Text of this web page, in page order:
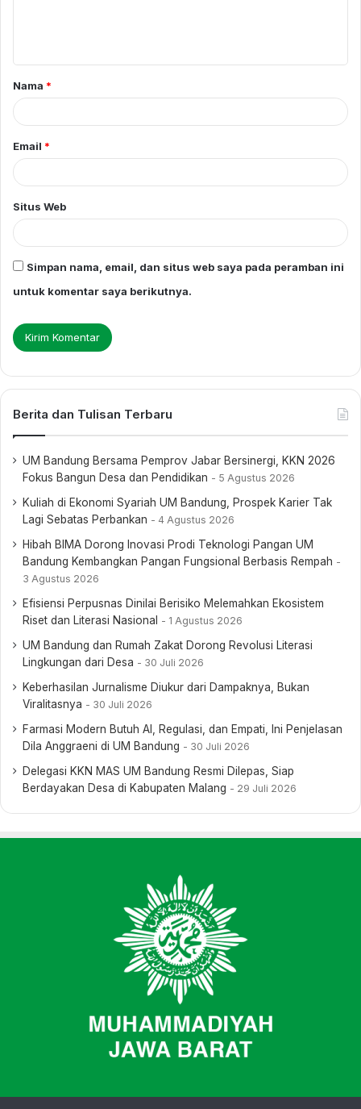
a
r
Nama *
Email *
Situs Web
Simpan nama, email, dan situs web saya pada peramban ini
untuk komentar saya berikutnya.
Berita dan Tulisan Terbaru
UM Bandung Bersama Pemprov Jabar Bersinergi, KKN 2026
Fokus Bangun Desa dan Pendidikan
5 Agustus 2026
Kuliah di Ekonomi Syariah UM Bandung, Prospek Karier Tak
Lagi Sebatas Perbankan
4 Agustus 2026
Hibah BIMA Dorong Inovasi Prodi Teknologi Pangan UM
Bandung Kembangkan Pangan Fungsional Berbasis Rempah
3 Agustus 2026
Efisiensi Perpusnas Dinilai Berisiko Melemahkan Ekosistem
Riset dan Literasi Nasional
1 Agustus 2026
UM Bandung dan Rumah Zakat Dorong Revolusi Literasi
Lingkungan dari Desa
30 Juli 2026
Keberhasilan Jurnalisme Diukur dari Dampaknya, Bukan
Viralitasnya
30 Juli 2026
Farmasi Modern Butuh AI, Regulasi, dan Empati, Ini Penjelasan
Dila Anggraeni di UM Bandung
30 Juli 2026
Delegasi KKN MAS UM Bandung Resmi Dilepas, Siap
Berdayakan Desa di Kabupaten Malang
29 Juli 2026